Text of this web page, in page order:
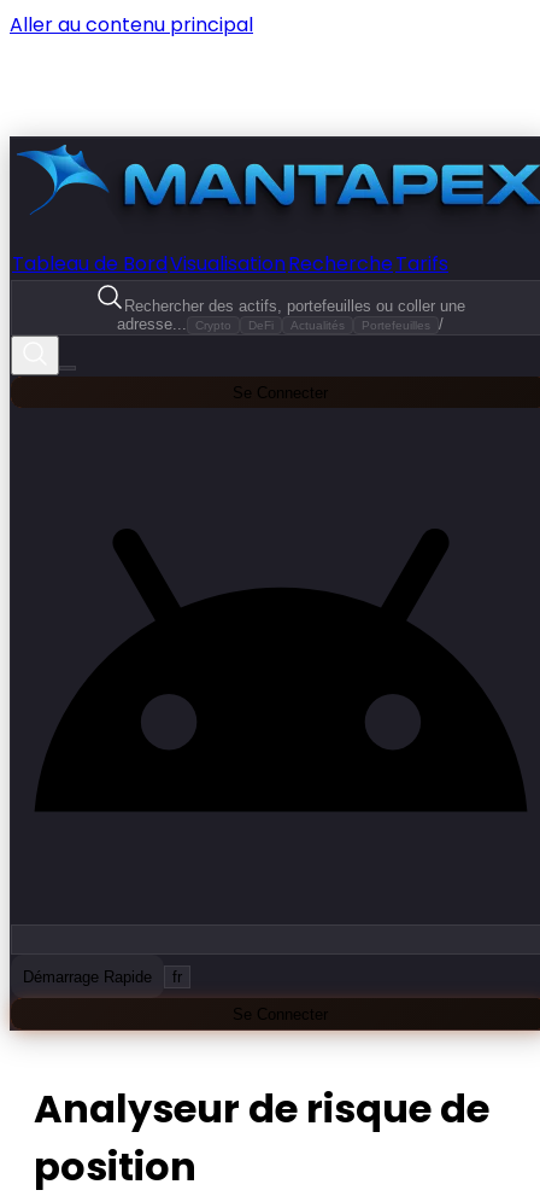
Aller au contenu principal
Tableau de BordVisualisationRechercheTarifs
Rechercher des actifs, portefeuilles ou coller une
adresse...
Crypto DeFi Actualités Portefeuilles /
Se Connecter
Démarrage Rapide fr
Se Connecter
Analyseur de risque de
position